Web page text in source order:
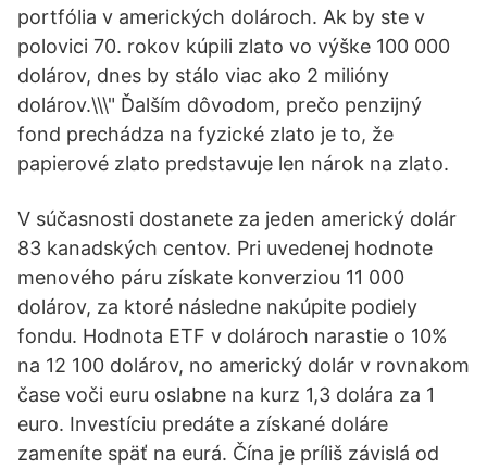
portfólia v amerických dolároch. Ak by ste v
polovici 70. rokov kúpili zlato vo výške 100 000
dolárov, dnes by stálo viac ako 2 milióny
dolárov.\\\" Ďalším dôvodom, prečo penzijný
fond prechádza na fyzické zlato je to, že
papierové zlato predstavuje len nárok na zlato.
V súčasnosti dostanete za jeden americký dolár
83 kanadských centov. Pri uvedenej hodnote
menového páru získate konverziou 11 000
dolárov, za ktoré následne nakúpite podiely
fondu. Hodnota ETF v dolároch narastie o 10%
na 12 100 dolárov, no americký dolár v rovnakom
čase voči euru oslabne na kurz 1,3 dolára za 1
euro. Investíciu predáte a získané doláre
zameníte späť na eurá. Čína je príliš závislá od